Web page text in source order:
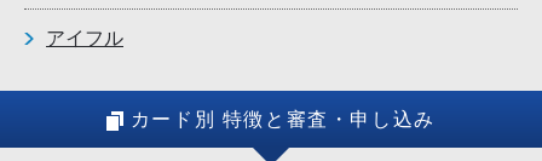
アイフル
カード別 特徴と審査・申し込み